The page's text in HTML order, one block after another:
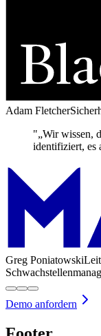
Adam Fletcher
"„Wir wissen,
identifiziert, es
Greg Poniatowski
Demo anfordern